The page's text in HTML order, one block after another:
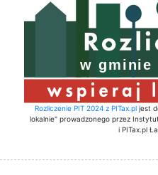
Rozliczenie PIT 2024 z PITax.pljest
lokalnie" prowadzonego przez
i PITax.pl